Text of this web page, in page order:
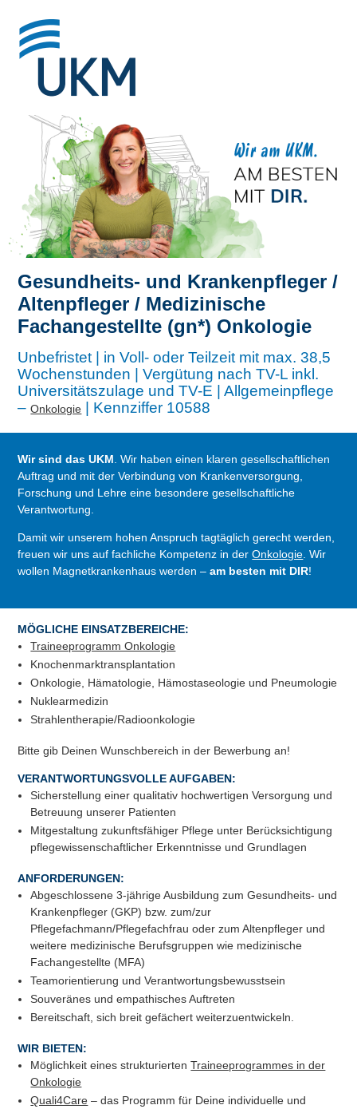
Gesundheits- und Krankenpfleger /
Altenpfleger / Medizinische
Fachangestellte (gn*) Onkologie
Unbefristet | in Voll- oder Teilzeit mit max. 38,5
Wochenstunden | Vergütung nach TV-L inkl.
Universitätszulage und TV-E | Allgemeinpflege
–Onkologie | Kennziffer 10588
Wir sind das UKM . Wir haben einen klaren gesellschaftlichen
Auftrag und mit der Verbindung von Krankenversorgung,
Forschung und Lehre eine besondere gesellschaftliche
Verantwortung.
Damit wir unserem hohen Anspruch tagtäglich gerecht werden,
freuen wir uns auf fachliche Kompetenz in derOnkologie . Wir
wollen Magnetkrankenhaus werden –am besten mit DIR!
MÖGLICHE EINSATZBEREICHE:
Traineeprogramm Onkologie
Knochenmarktransplantation
Onkologie, Hämatologie, Hämostaseologie und Pneumologie
Nuklearmedizin
Strahlentherapie/Radioonkologie
Bitte gib Deinen Wunschbereich in der Bewerbung an!
VERANTWORTUNGSVOLLE AUFGABEN:
Sicherstellung einer qualitativ hochwertigen Versorgung und
Betreuung unserer Patienten
Mitgestaltung zukunftsfähiger Pflege unter Berücksichtigung
pflegewissenschaftlicher Erkenntnisse und Grundlagen
ANFORDERUNGEN:
Abgeschlossene 3-jährige Ausbildung zum Gesundheits- und
Krankenpfleger (GKP) bzw. zum/zur
Pflegefachmann/Pflegefachfrau oder zum Altenpfleger und
weitere medizinische Berufsgruppen wie medizinische
Fachangestellte (MFA)
Teamorientierung und Verantwortungsbewusstsein
Souveränes und empathisches Auftreten
Bereitschaft, sich breit gefächert weiterzuentwickeln.
WIR BIETEN:
Möglichkeit eines strukturiertenTraineeprogrammes in der
Onkologie
Quali4Care – das Programm für Deine individuelle und